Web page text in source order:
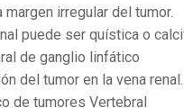
margen irregular del tumor.
puede ser quística o
de ganglio linfático
del tumor en la vena renal.
de tumores Vertebral